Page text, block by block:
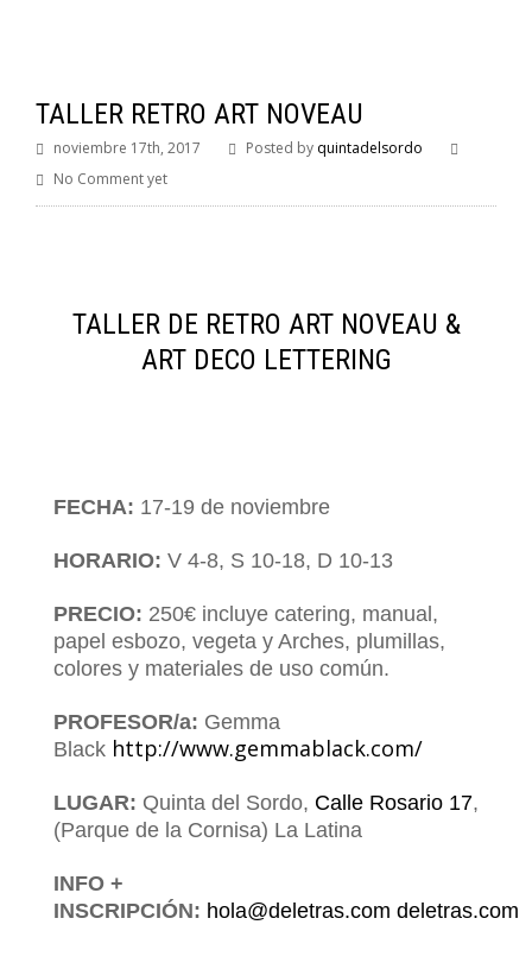
TALLER RETRO ART NOVEAU
noviembre 17th, 2017 Posted by quintadelsordo
No Comment yet
TALLER DE RETRO ART NOVEAU &
ART DECO LETTERING
FECHA: 17-19 de noviembre
HORARIO: V 4-8, S 10-18, D 10-13
PRECIO: 250€ incluye catering, manual,
papel esbozo, vegeta y Arches, plumillas,
colores y materiales de uso común.
PROFESOR/a: Gemma
Black http://www.gemmablack.com/
LUGAR: Quinta del Sordo, Calle Rosario 17,
(Parque de la Cornisa) La Latina
INFO +
INSCRIPCIÓN: hola@deletras.com deletras.com